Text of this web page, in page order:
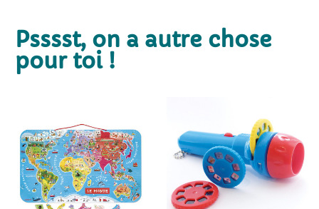
Psssst, on a autre chose
pour toi !